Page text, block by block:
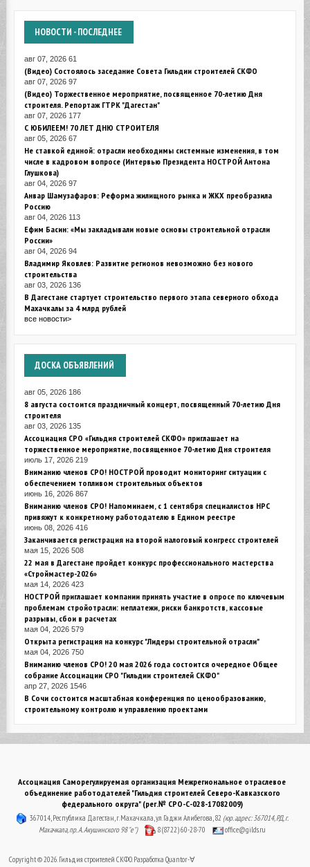
НОВОСТИ - ПОСЛЕДНЕЕ
авг 07, 2026 61
(Видео) Состоялось заседание Совета Гильдии строителей СКФО
авг 07, 2026 97
(Видео) Торжественное мероприятие, посвященное 70-летию Дня
строителя. Репортаж ГТРК "Дагестан"
авг 07, 2026 177
С ЮБИЛЕЕМ! 70 ЛЕТ ДНЮ СТРОИТЕЛЯ
авг 05, 2026 67
Не ставкой единой: отрасли необходимы системные изменения, в том
числе в кадровом вопросе (Интервью Президента НОСТРОЙ Антона
Глушкова)
авг 04, 2026 97
Анвар Шамузафаров: Реформа жилищного рынка и ЖКХ преобразила
Россию
авг 04, 2026 113
Ефим Басин: «Мы закладывали новые основы строительной отрасли
России»
авг 04, 2026 94
Владимир Яковлев: Развитие регионов невозможно без нового
строительства
авг 03, 2026 136
В Дагестане стартует строительство первого этапа северного обхода
Махачкалы за 4 млрд рублей
все новости>
ДОСКА ОБЪЯВЛЕНИЙ
авг 05, 2026 186
8 августа состоится праздничный концерт, посвященный 70-летию Дня
строителя
авг 03, 2026 135
Ассоциация СРО «Гильдия строителей СКФО» приглашает на
торжественное мероприятие, посвященное 70-летию Дня строителя
июль 17, 2026 219
Вниманию членов СРО! НОСТРОЙ проводит мониторинг ситуации с
обеспечением топливом строительных объектов
июнь 16, 2026 867
Вниманию членов СРО! Напоминаем, с 1 сентября специалистов НРС
привяжут к конкретному работодателю в Едином реестре
июнь 08, 2026 416
Заканчивается регистрация на второй налоговый конгресс строителей
мая 15, 2026 508
22 мая в Дагестане пройдет конкурс профессионального мастерства
«Строймастер-2026»
мая 14, 2026 423
НОСТРОЙ приглашает компании принять участие в опросе по ключевым
проблемам стройотрасли: неплатежи, риски банкротств, кассовые
разрывы, сбои в расчетах
мая 04, 2026 579
Открыта регистрация на конкурс "Лидеры строительной отрасли"
мая 04, 2026 750
Вниманию членов СРО! 20 мая 2026 года состоится очередное Общее
собрание Ассоциации СРО "Гильдии строителей СКФО"
апр 27, 2026 1546
В Сочи состоится масштабная конференция по ценообразованию,
строительному контролю и управлению проектами
Ассоциация Саморегулируемая организация Межрегиональное отраслевое
объединение работодателей "Гильдия строителей Северо-Кавказского
федерального округа" (рег.№ СРО-С-028-17082009)
367014, Республика Дагестан, г. Махачкала, ул. Гаджи Алибегова, 82 (юр. адрес: 367014, РД, г.
Махачкала, пр. А. Акушинского 98 "е")
8 (8722) 60-28-70 office@gilds.ru
Copyright © 2026. Гильдия строителей СКФО. Разработка Quantor-∀